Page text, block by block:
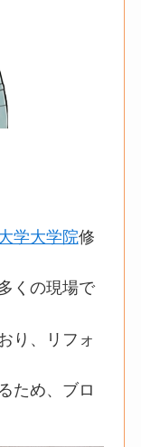
学大学院修
くの現場で
り、リフォ
ため、ブロ